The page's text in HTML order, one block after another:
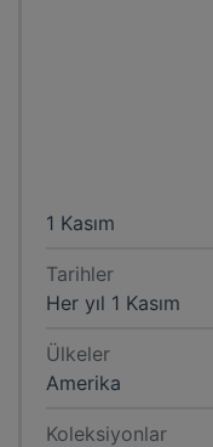
1 Kasım
Tarihler
Her yıl 1 Kasım
Ülkeler
Amerika
Koleksiyonlar